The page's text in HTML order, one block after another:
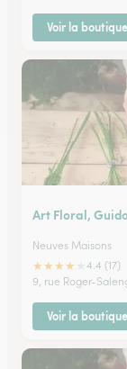
Voir la boutique
Art Floral,
Neuves Maisons
★★★★
4.4 (17)
9, rue Roger-
Voir la boutique